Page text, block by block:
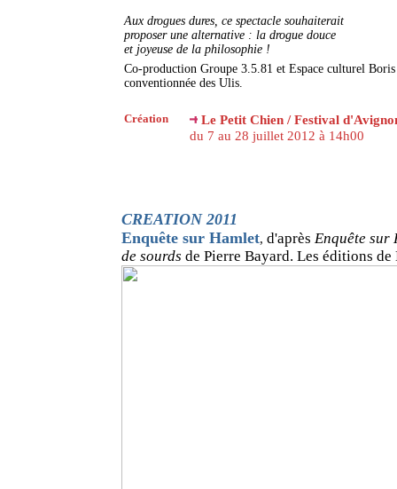
Aux drogues dures, ce spectacle souhaiterait
proposer une alternative : la drogue douce
et joyeuse de la philosophie !
Co-production Groupe 3.5.81 et Espace culturel Boris
conventionnée des Ulis.
Création
Le Petit Chien / Festival
du 7 au 28 juillet 2012 à 14h00
CREATION 2011
Enquête sur Hamlet, d'après Enquête sur
de sourds de Pierre Bayard. Les éditions